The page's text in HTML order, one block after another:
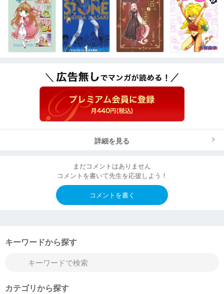
詳細を見る
まだコメントはありません
コメントを書いて先生を応援しよう！
コメントを書く
キーワードから探す
カテゴリから探す